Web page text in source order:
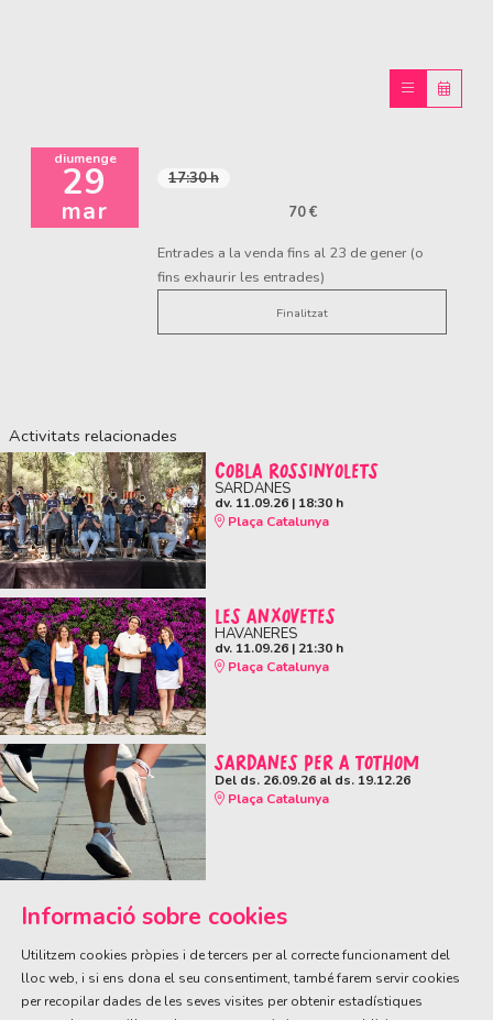
diumenge
29
mar
17:30 h
70 €
Entrades a la venda fins al 23 de gener (o
fins exhaurir les entrades)
Finalitzat
Activitats relacionades
COBLA ROSSINYOLETS
SARDANES
dv. 11.09.26| 18:30 h
Plaça Catalunya
LES ANXOVETES
HAVANERES
dv. 11.09.26| 21:30 h
Plaça Catalunya
SARDANES PER A TOTHOM
Del ds. 26.09.26al ds. 19.12.26
Plaça Catalunya
Informació sobre cookies
Utilitzem cookies pròpies i de tercers per al correcte funcionament del
lloc web, i si ens dona el seu consentiment, també farem servir cookies
per recopilar dades de les seves visites per obtenir estadístiques